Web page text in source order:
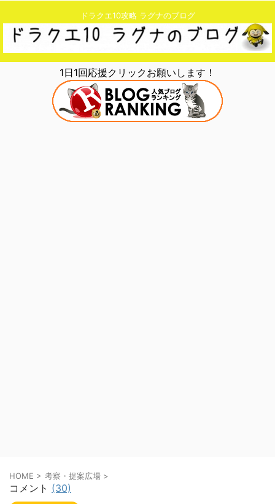
ドラクエ10攻略 ラグナのブログ
1日1回応援クリックお願いします！
HOME > 考察・提案広場 >
コメント (30)